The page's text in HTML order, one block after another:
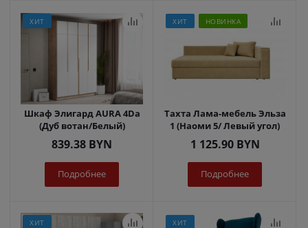
ХИТ
Шкаф Элигард AURA 4Dа
(Дуб вотан/Белый)
839.38 BYN
Подробнее
ХИТ НОВИНКА
Тахта Лама-мебель Эльза
1 (Наоми 5/ Левый угол)
1 125.90BYN
Подробнее
ХИТ ХИТ